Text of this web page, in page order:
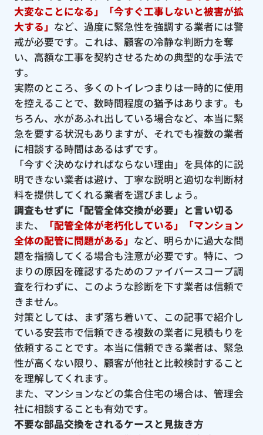
大変なことになる」「今すぐ工事しないと被害が拡
大する」 など、過度に緊急性を強調する業者には警
戒が必要です。これは、顧客の冷静な判断力を奪
い、高額な工事を契約させるための典型的な手法で
す。
実際のところ、多くのトイレつまりは一時的に使用
を控えることで、数時間程度の猶予はあります。も
ちろん、水があふれ出している場合など、本当に緊
急を要する状況もありますが、それでも複数の業者
に相談する時間はあるはずです。
「今すぐ決めなければならない理由」を具体的に説
明できない業者は避け、丁寧な説明と適切な判断材
料を提供してくれる業者を選びましょう。
調査もせずに「配管全体交換が必要」と言い切る
また、
「配管全体が老朽化している」「マンション
全体の配管に問題がある」 など、明らかに過大な問
題を指摘してくる場合も注意が必要です。特に、つ
まりの原因を確認するためのファイバースコープ調
査を行わずに、このような診断を下す業者は信頼で
きません。
対策としては、まず落ち着いて、この記事で紹介し
ている安芸市で信頼できる複数の業者に見積もりを
依頼することです。本当に信頼できる業者は、緊急
性が高くない限り、顧客が他社と比較検討すること
を理解してくれます。
また、マンションなどの集合住宅の場合は、管理会
社に相談することも有効です。
不要な部品交換をされるケースと見抜き方